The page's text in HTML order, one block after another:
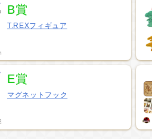
B賞
T.REXフィギュア
E賞
マグネットフック